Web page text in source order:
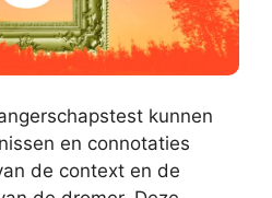
kunnen
en connotaties
de context en de